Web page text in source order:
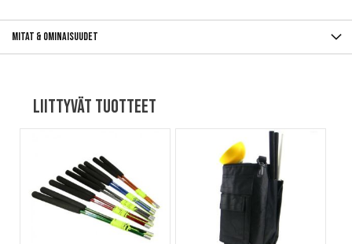
Mitat & ominaisuudet
Liittyvät tuotteet